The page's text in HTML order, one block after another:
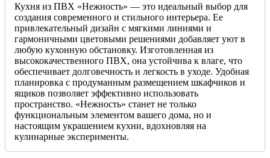
Кухня из ПВХ «Нежность» — это идеальный выбор для
создания современного и стильного интерьера. Ее
привлекательный дизайн с мягкими линиями и
гармоничными цветовыми решениями добавляет уют в
любую кухонную обстановку. Изготовленная из
высококачественного ПВХ, она устойчива к влаге, что
обеспечивает долговечность и легкость в уходе. Удобная
планировка с продуманным размещением шкафчиков и
ящиков позволяет эффективно использовать
пространство. «Нежность» станет не только
функциональным элементом вашего дома, но и
настоящим украшением кухни, вдохновляя на
кулинарные эксперименты.